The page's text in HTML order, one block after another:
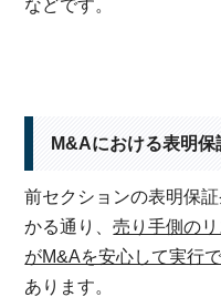
などです。
M&Aにおける表明
前セクションの表明保
かる通り、売り手側の
がM&Aを安心して実行
あります。